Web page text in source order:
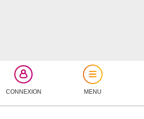
CONNEXION MENU
FERMER